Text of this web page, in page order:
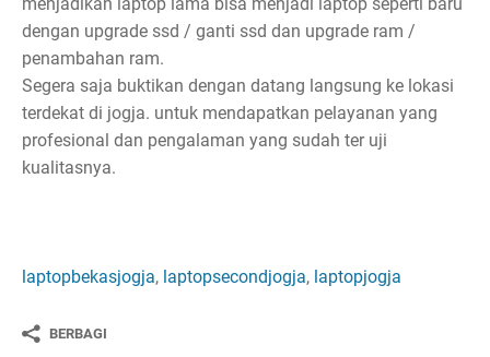
dengan upgrade ssd / ganti ssd dan upgrade ram /
penambahan ram.
Segera saja buktikan dengan datang langsung ke lokasi
terdekat di jogja. untuk mendapatkan pelayanan yang
profesional dan pengalaman yang sudah ter uji
kualitasnya.
laptopbekasjogja, laptopsecondjogja, laptopjogja
BERBAGI